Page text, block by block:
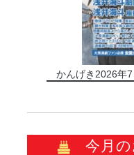
かんげき2026年7
今月の